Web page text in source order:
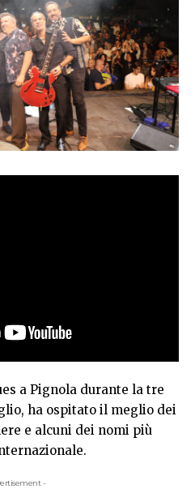
a Pignola durante la tre
ha ospitato il meglio dei
e alcuni dei nomi più
-